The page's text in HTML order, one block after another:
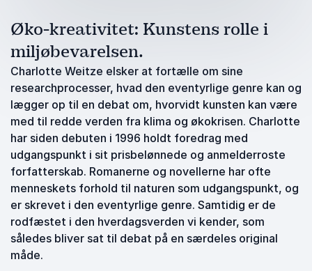
Øko-kreativitet: Kunstens rolle i
miljøbevarelsen.
Charlotte Weitze elsker at fortælle om sine
researchprocesser, hvad den eventyrlige genre kan og
lægger op til en debat om, hvorvidt kunsten kan være
med til redde verden fra klima og økokrisen. Charlotte
har siden debuten i 1996 holdt foredrag med
udgangspunkt i sit prisbelønnede og anmelderroste
forfatterskab. Romanerne og novellerne har ofte
menneskets forhold til naturen som udgangspunkt, og
er skrevet i den eventyrlige genre. Samtidig er de
rodfæstet i den hverdagsverden vi kender, som
således bliver sat til debat på en særdeles original
måde.